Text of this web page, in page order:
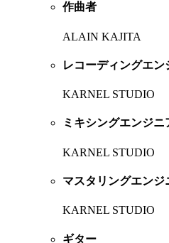
作曲者
ALAIN KAJITA
レコーディングエン
KARNEL STUDIO
ミキシングエンジニ
KARNEL STUDIO
マスタリングエンジ
KARNEL STUDIO
ギター